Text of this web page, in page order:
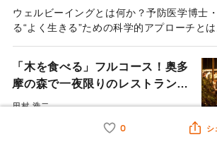
0 シ
ウェルビーイングとは何か？予防医学博士
る“よく生きる”ための科学的アプローチと
「木を食べる」フルコース！奥多
摩の森で一夜限りのレストランを
オープン
田村 浩二